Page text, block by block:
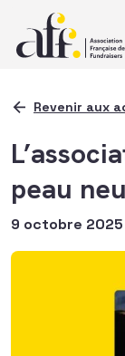
Revenir aux
peau
9 octobre 2025